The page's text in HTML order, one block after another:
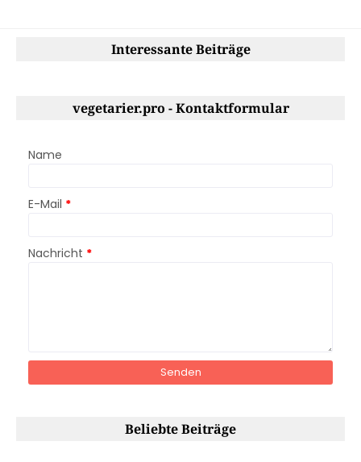
Interessante Beiträge
vegetarier.pro - Kontaktformular
Name
E-Mail *
Nachricht *
Beliebte Beiträge